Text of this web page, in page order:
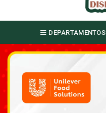
DEPARTAMENTOS